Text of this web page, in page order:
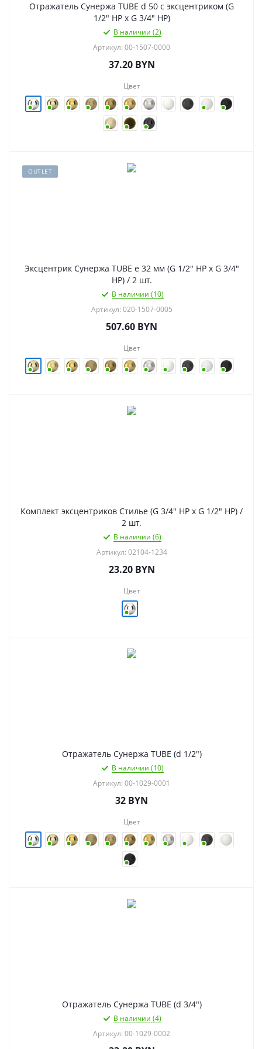
Отражатель Сунержа TUBE d 50 с эксцентриком (G
1/2" НР х G 3/4" НР)
В наличии (2)
Артикул: 00-1507-0000
37.20BYN
Цвет
OUTLET
Эксцентрик Сунержа TUBE e 32 мм (G 1/2" НР х G 3/4"
НР) / 2 шт.
В наличии (10)
Артикул: 020-1507-0005
507.60 BYN
Цвет
Комплект эксцентриков Стилье (G 3/4" НР х G 1/2" НР) /
2 шт.
В наличии (6)
Артикул: 02104-1234
23.20BYN
Цвет
Отражатель Сунержа TUBE (d 1/2")
В наличии (10)
Артикул: 00-1029-0001
32 BYN
Цвет
Отражатель Сунержа TUBE (d 3/4")
В наличии (4)
Артикул: 00-1029-0002